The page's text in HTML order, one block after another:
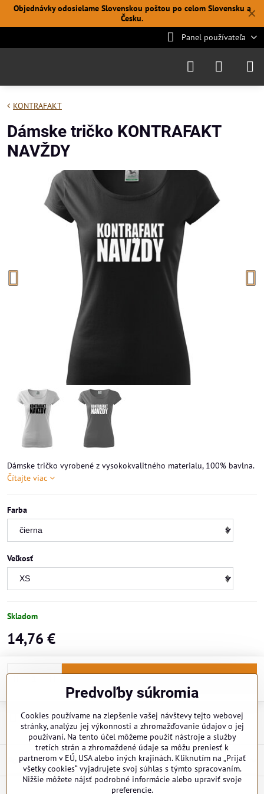
✕
Objednávky odosielame Slovenskou poštou po celom Slovensku a
Česku.
Panel používateľa
KONTRAFAKT
Dámske tričko KONTRAFAKT
NAVŽDY
Dámske tričko vyrobené z vysokokvalitného materialu, 100% bavlna.
Čítajte viac
Farba
Veľkosť
Skladom
14,76 €
Do košíka
Doručenia
Popis
Predvoľby súkromia
Cookies používame na zlepšenie vašej návštevy tejto webovej
stránky, analýzu jej výkonnosti a zhromažďovanie údajov o jej
používaní. Na tento účel môžeme použiť nástroje a služby
tretích strán a zhromaždené údaje sa môžu preniesť k
partnerom v EÚ, USA alebo iných krajinách. Kliknutím na „Prijať
všetky cookies“ vyjadrujete svoj súhlas s týmto spracovaním.
Nižšie môžete nájsť podrobné informácie alebo upraviť svoje
preferencie.